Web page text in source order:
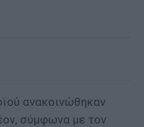
ανακοινώθηκαν
σύμφωνα με τον